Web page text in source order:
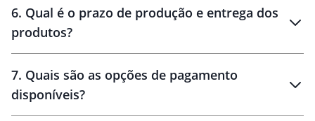
6. Qual é o prazo de produção e entrega dos
produtos?
10 dias
brinde
48 horas
7. Quais são as opções de pagamento
disponíveis?